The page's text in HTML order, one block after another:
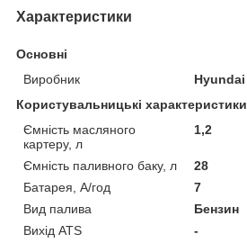
Характеристики
Основні
Виробник
Hyundai
Користувальницькі характеристики
Ємність масляного
картеру, л
1,2
Ємність паливного баку, л
28
Батарея, А/год
7
Вид палива
Бензин
Вихід ATS
-